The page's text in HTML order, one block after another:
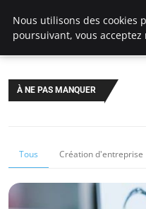
LECFCM
À NE PAS MANQUER
Tous Création d'entreprise
Nous utilisons des cookies
poursuivant, vous